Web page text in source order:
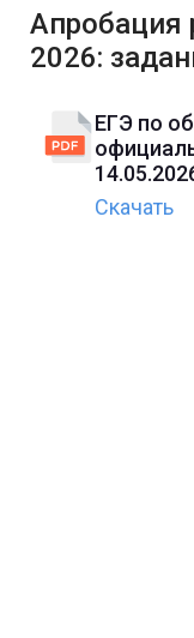
Апробация
2026:
ЕГЭ по
Скачать